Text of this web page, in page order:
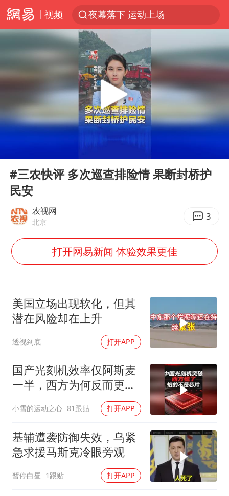
视频
夜幕落下 运动上场
泰交通部副部长回应中国人遭歧视手势
改名后的“青海拉面”店
勒沃库森U17主帅盛赞赵松源
台军“汉光秀”开场闹剧多
段绚竞因公牺牲 年仅44岁
女子开一天一夜空调后二氧化碳中毒
“空调24小时开着更省电”不实
男子结婚8年3个女儿均非亲生
公司“上四休三”但要降薪1000元
47岁妈妈突然产女 26岁女儿：很震惊
如何把百年大党建设得更加坚强有力？
Play
#三农快评 多次巡查排险情 果断封桥护
民安
农视网
北京 3
打开网易新闻 体验效果更佳
美国立场出现软化，但其
潜在风险却在上升
透视到底 打开APP
国产光刻机效率仅阿斯麦
一半，西方为何反而更
小雪的运动之心 81跟贴 打开APP
基辅遭袭防御失效，乌紧
急求援马斯克冷眼旁观
暂停白昼 1跟贴 打开APP